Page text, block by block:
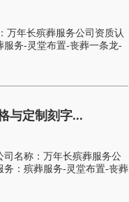
万年长殡葬服务公司资质认
服务-灵堂布置-丧葬一条龙-
与定制刻字...
司名称：万年长殡葬服务公
务：殡葬服务-灵堂布置-丧葬